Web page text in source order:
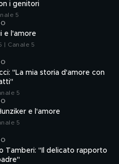
i genitori
5
e l'amore
| Canale 5
"La mia storia d'amore con
5
e l'amore
5
Tamberi: "Il delicato rapporto